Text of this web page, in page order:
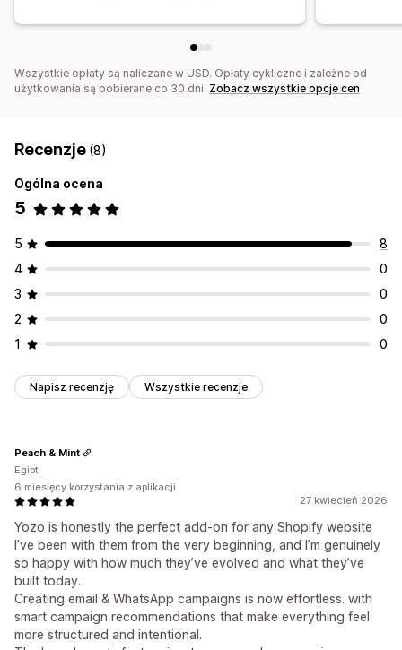
Import i eksport Domeny e-mailowe Gromadzenie zgód
Wyzwalacze i reguły
Geolokalizacja
Raportowanie
Hasło jednorazowe (OTP)
Wszystkie opłaty są naliczane w USD. Opłaty cykliczne i zależne od
użytkowania są pobierane co 30 dni. Zobacz wszystkie opcje cen
Recenzje (8)
Ogólna ocena
5
5
8
4
0
3
0
2
0
1
0
Napisz recenzję Wszystkie recenzje
27 kwiecień 2026
Yozo is honestly the perfect add-on for any Shopify website
I’ve been with them from the very beginning, and I’m genuinely
so happy with how much they’ve evolved and what they’ve
built today.
Creating email & WhatsApp campaigns is now effortless. with
smart campaign recommendations that make everything feel
more structured and intentional.
Peach & Mint
Egipt
6 miesięcy korzystania z aplikacji